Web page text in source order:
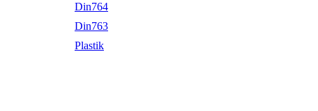
Din764
Din763
Plastik